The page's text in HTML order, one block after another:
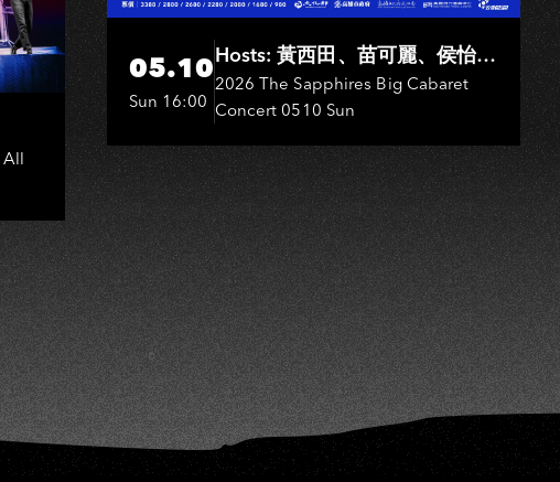
All
05.10
Sun 16:00
Hosts: 黃西田、苗可麗、侯怡
君．Entertainers: 葉啟田、鳥來
嬤-吳敏、王彩樺、王瑞霞、吳
淑敏、施文彬、邵大倫、曹雅
雯、陳孟賢、黃露瑤
2026 The Sapphires Big Cabaret
Concert 0510 Sun